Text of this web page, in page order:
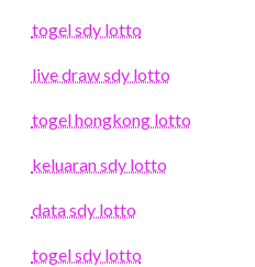
togel sdy lotto
live draw sdy lotto
togel hongkong lotto
keluaran sdy lotto
data sdy lotto
togel sdy lotto